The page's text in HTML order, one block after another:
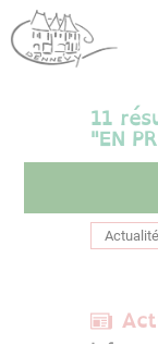
d'accès
rapide
d'accès
rapide
d'accès
rapide
d'accès
rapide
page
11
"EN
Actualité
Panneau de